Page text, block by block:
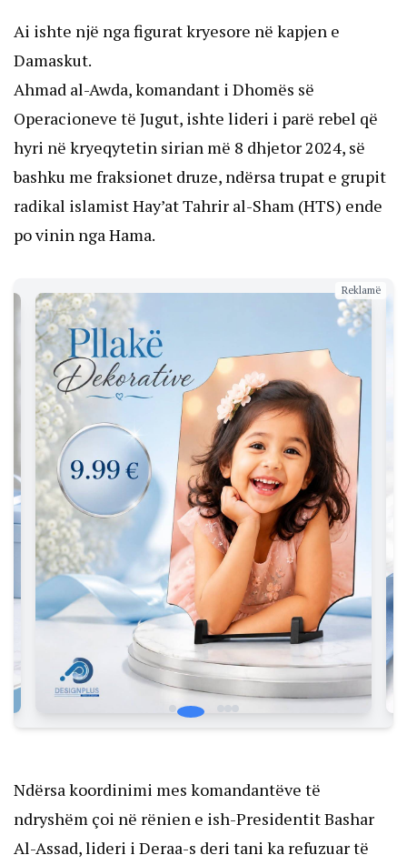
Ai ishte një nga figurat kryesore në kapjen e
Damaskut.
Ahmad al-Awda, komandant i Dhomës së
Operacioneve të Jugut, ishte lideri i parë rebel që
hyri në kryeqytetin sirian më 8 dhjetor 2024, së
bashku me fraksionet druze, ndërsa trupat e grupit
radikal islamist Hay’at Tahrir al-Sham (HTS) ende
po vinin nga Hama.
Reklamë
Ndërsa koordinimi mes komandantëve të
ndryshëm çoi në rënien e ish-Presidentit Bashar
Al-Assad, lideri i Deraa-s deri tani ka refuzuar të